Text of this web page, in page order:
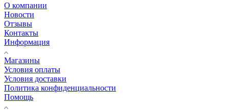
О компании
Новости
Отзывы
Контакты
Информация
Магазины
Условия оплаты
Условия доставки
Политика конфиденциальности
Помощь